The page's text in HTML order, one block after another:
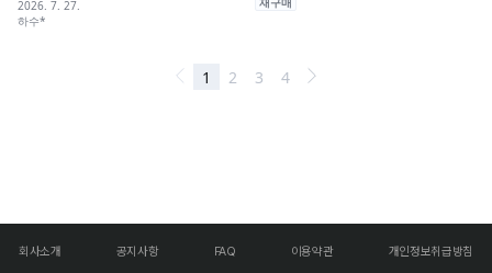
회사소개 공지사항 FAQ 이용약관 개인정보취급방침